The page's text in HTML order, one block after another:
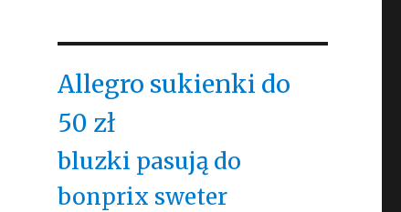
Allegro sukienki do
50 zł
bluzki pasują do
bonprix sweter